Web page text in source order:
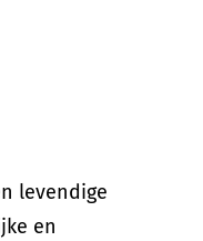
levendige
en